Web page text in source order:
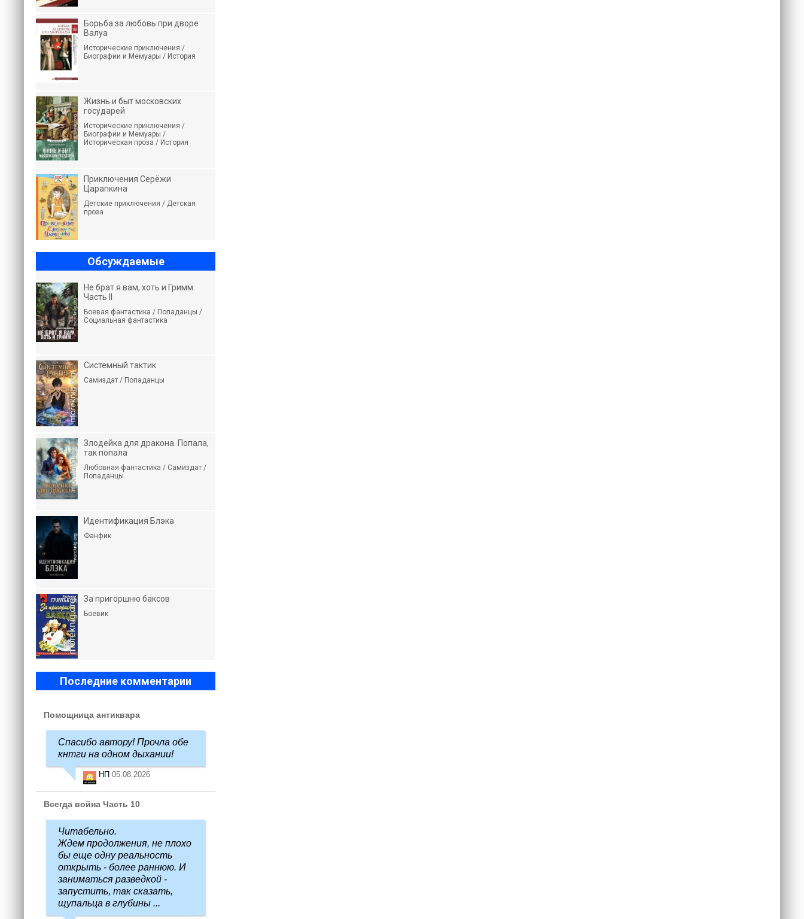
Борьба за любовь при дворе
Валуа
Исторические приключения /
Биографии и Мемуары / История
Жизнь и быт московских
государей
Исторические приключения /
Биографии и Мемуары /
Историческая проза / История
Приключения Серёжи
Царапкина
Детские приключения / Детская
проза
Обсуждаемые
Не брат я вам, хоть и Гримм.
Часть II
Боевая фантастика / Попаданцы /
Социальная фантастика
Системный тактик
Самиздат / Попаданцы
Злодейка для дракона. Попала,
так попала
Любовная фантастика / Самиздат /
Попаданцы
Идентификация Блэка
Фанфик
За пригоршню баксов
Боевик
Последние комментарии
Помощница антиквара
Спасибо автору! Прочла обе
кнтги на одном дыхании!
НП 05.08.2026
Всегда война Часть 10
Читабельно.
Ждем продолжения, не плохо
бы еще одну реальность
открыть - более раннюю. И
заниматься разведкой -
запустить, так сказать,
щупальца в глубины ...